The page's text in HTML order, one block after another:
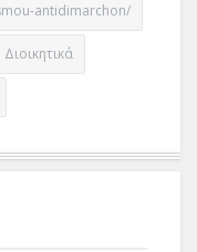
antidimarchon/
Διοικητικά